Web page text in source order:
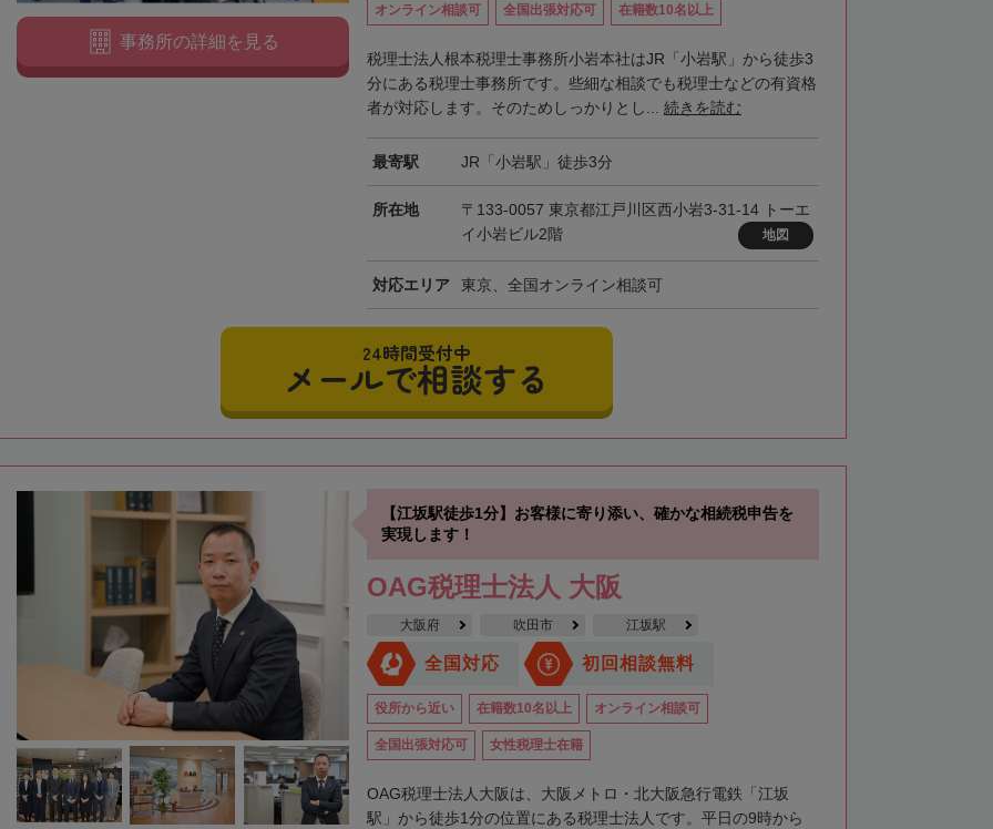
オンライン相談可 全国出張対応可 在籍数10名以上
税理士法人根本税理士事務所小岩本社はJR「小岩駅」から徒歩3
分にある税理士事務所です。些細な相談でも税理士などの有資格
者が対応します。そのためしっかりとし... 続きを読む
最寄駅 JR「小岩駅」徒歩3分
所在地
〒133-0057 東京都江戸川区西小岩3-31-14 トーエ
イ小岩ビル2階
地図
対応エリア 東京、全国オンライン相談可
事務所の詳細を見る
24時間受付中
メールで相談する
【江坂駅徒歩1分】お客様に寄り添い、確かな相続税申告を
実現します！
OAG税理士法人 大阪
大阪府 吹田市 江坂駅
全国対応 初回相談無料
役所から近い 在籍数10名以上 オンライン相談可
全国出張対応可 女性税理士在籍
OAG税理士法人大阪は、大阪メトロ・北大阪急行電鉄「江坂
駅」から徒歩1分の位置にある税理士法人です。平日の9時から